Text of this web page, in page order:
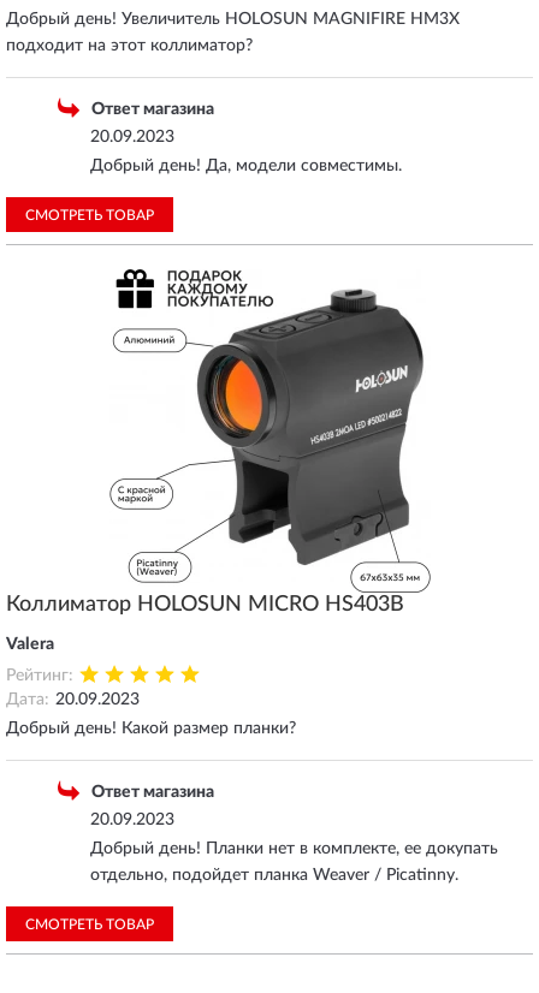
Добрый день! Увеличитель HOLOSUN MAGNIFIRE HM3X
подходит на этот коллиматор?
Ответ магазина
20.09.2023
Добрый день! Да, модели совместимы.
СМОТРЕТЬ ТОВАР
Коллиматор HOLOSUN MICRO HS403B
Valera
Рейтинг:
Дата: 20.09.2023
Добрый день! Какой размер планки?
Ответ магазина
20.09.2023
Добрый день! Планки нет в комплекте, ее докупать
отдельно, подойдет планка Weaver / Piсatinny.
СМОТРЕТЬ ТОВАР